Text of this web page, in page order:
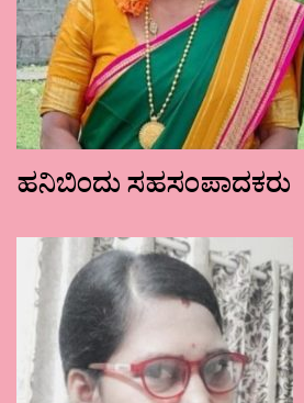
ಹನಿಬಿಂದು ಸಹಸಂಪಾದಕರು